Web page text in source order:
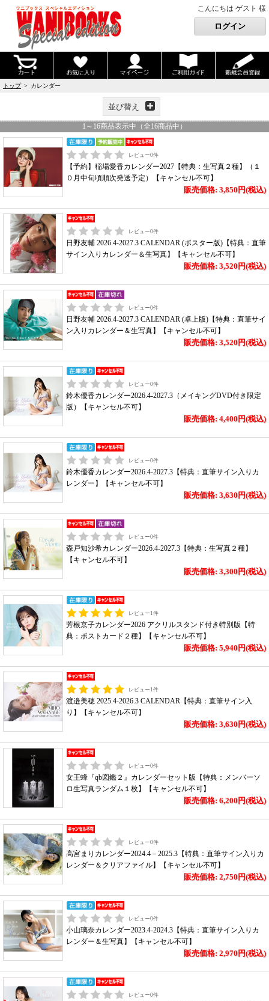
こんにちは ゲスト 様
トップ> カレンダー
並び替え
1 ～ 16商品表示中（全16商品中）
レビュー0件
【予約】稲場愛香カレンダー2027【特典：生写真２種】（１
０月中旬頃順次発送予定）【キャンセル不可】
販売価格: 3,850円(税込)
レビュー0件
日野友輔 2026.4-2027.3 CALENDAR (ポスター版)【特典：直筆
サイン入りカレンダー＆生写真】【キャンセル不可】
販売価格: 3,520円(税込)
レビュー0件
日野友輔 2026.4-2027.3 CALENDAR (卓上版)【特典：直筆サイ
ン入りカレンダー＆生写真】【キャンセル不可】
販売価格: 3,520円(税込)
レビュー0件
鈴木優香カレンダー2026.4-2027.3（メイキングDVD付き限定
版）【キャンセル不可】
販売価格: 4,400円(税込)
レビュー0件
鈴木優香カレンダー2026.4-2027.3【特典：直筆サイン入りカ
レンダー】【キャンセル不可】
販売価格: 3,630円(税込)
レビュー0件
森戸知沙希カレンダー2026.4-2027.3【特典：生写真２種】
【キャンセル不可】
販売価格: 3,300円(税込)
レビュー1件
芳根京子カレンダー2026 アクリルスタンド付き特別版【特
典：ポストカード２種】【キャンセル不可】
販売価格: 5,940円(税込)
レビュー1件
渡邉美穂 2025.4-2026.3 CALENDAR【特典：直筆サイン入
り】【キャンセル不可】
販売価格: 3,630円(税込)
レビュー0件
女王蜂『qb図鑑２』カレンダーセット版【特典：メンバーソ
ロ生写真ランダム１枚】【キャンセル不可】
販売価格: 6,200円(税込)
レビュー0件
高宮まりカレンダー2024.4－2025.3【特典：直筆サイン入りカ
レンダー＆クリアファイル】【キャンセル不可】
販売価格: 2,750円(税込)
レビュー0件
小山璃奈カレンダー2023.4-2024.3【特典：直筆サイン入りカ
レンダー＆生写真】【キャンセル不可】
販売価格: 2,970円(税込)
レビュー0件